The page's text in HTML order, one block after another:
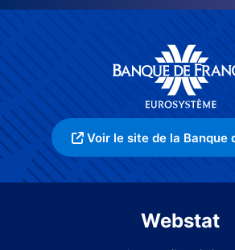
Voir le site de la Banque
Webstat